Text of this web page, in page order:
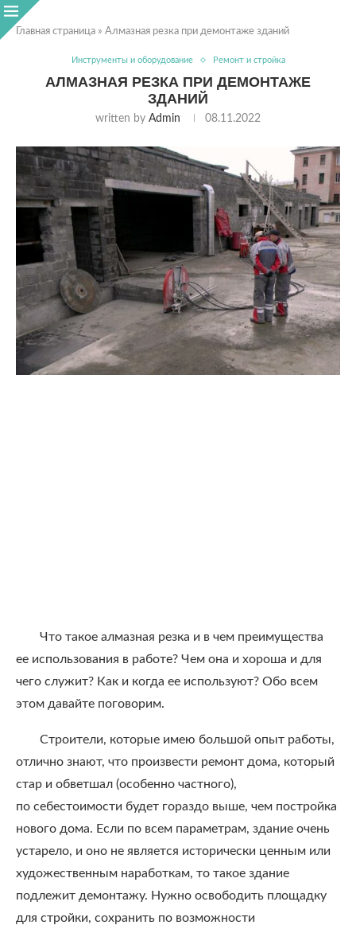
Главная страница » Алмазная резка при демонтаже зданий
Инструменты и оборудование Ремонт и стройка
АЛМАЗНАЯ РЕЗКА ПРИ ДЕМОНТАЖЕ
ЗДАНИЙ
written by Admin 08.11.2022
Что такое алмазная резка и в чем преимущества
ее использования в работе? Чем она и хороша и для
чего служит? Как и когда ее используют? Обо всем
этом давайте поговорим.
Строители, которые имею большой опыт работы,
отлично знают, что произвести ремонт дома, который
стар и обветшал (особенно частного),
по себестоимости будет гораздо выше, чем постройка
нового дома. Если по всем параметрам, здание очень
устарело, и оно не является исторически ценным или
художественным наработкам, то такое здание
подлежит демонтажу. Нужно освободить площадку
для стройки, сохранить по возможности